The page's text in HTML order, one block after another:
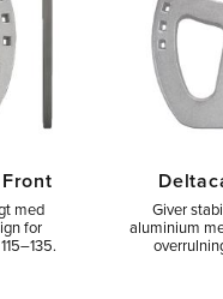
med
for
Giver
aluminium